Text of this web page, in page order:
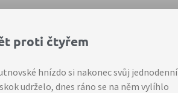
proti čtyřem
hnízdo si nakonec svůj jednodenní
udrželo, dnes ráno se na něm vylíhlo